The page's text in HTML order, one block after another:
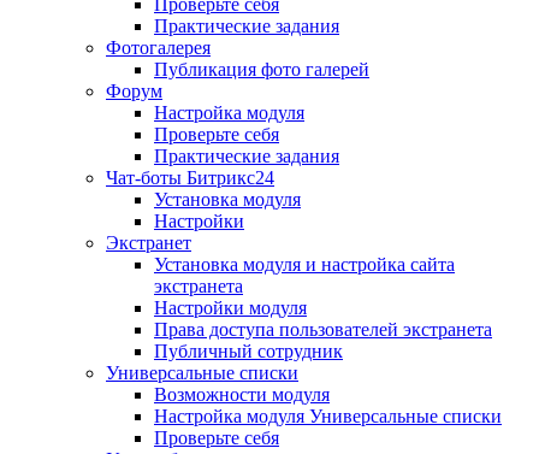
Проверьте себя
Практические задания
Фотогалерея
Публикация фото галерей
Форум
Настройка модуля
Проверьте себя
Практические задания
Чат-боты Битрикс24
Установка модуля
Настройки
Экстранет
Установка модуля и настройка сайта
экстранета
Настройки модуля
Права доступа пользователей экстранета
Публичный сотрудник
Универсальные списки
Возможности модуля
Настройка модуля Универсальные списки
Проверьте себя